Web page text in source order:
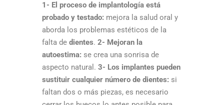
1- El proceso de implantología está
probado y testado: mejora la salud oral y
aborda los problemas estéticos de la
falta de dientes. 2- Mejoran la
autoestima: se crea una sonrisa de
aspecto natural. 3- Los implantes pueden
sustituir cualquier número de dientes: si
faltan dos o más piezas, es necesario